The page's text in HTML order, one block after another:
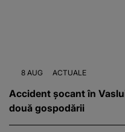
8 AUG ACTUALE
Accident șocant în
două gospodării